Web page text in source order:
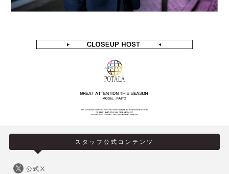
スタッフ公式コンテンツ
公式Ⅹ